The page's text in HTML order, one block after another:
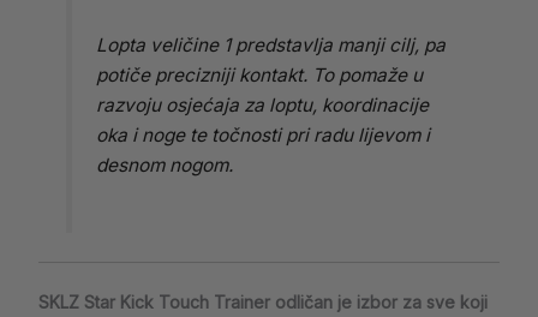
Lopta veličine 1 predstavlja manji cilj, pa
potiče precizniji kontakt. To pomaže u
razvoju osjećaja za loptu, koordinacije
oka i noge te točnosti pri radu lijevom i
desnom nogom.
SKLZ Star Kick Touch Trainer odličan je izbor za sve koji